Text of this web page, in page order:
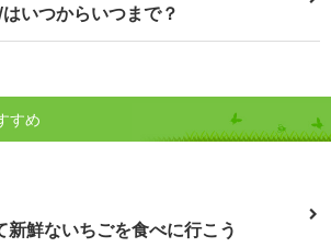
いつからいつまで？
すめ
鮮ないちごを食べに行こう